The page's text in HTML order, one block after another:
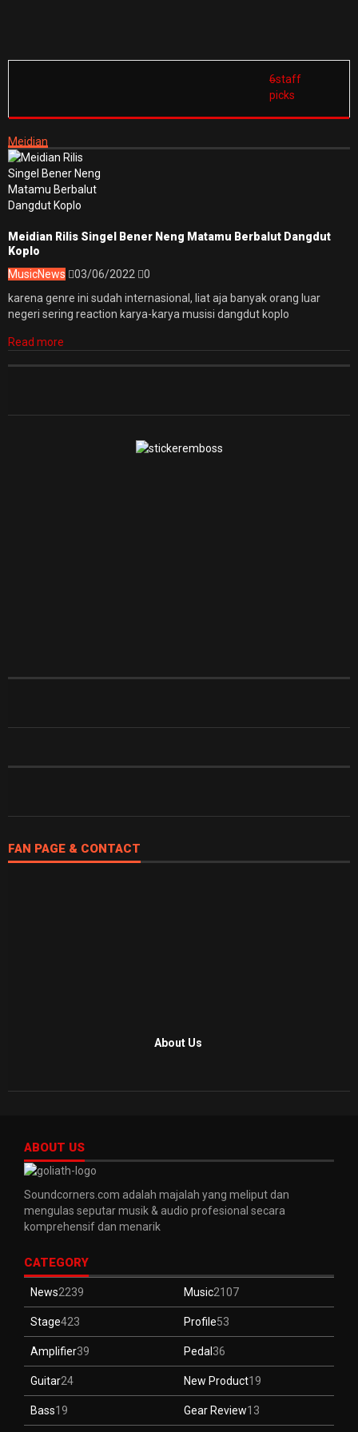
6staff
picks
Meidian
Meidian Rilis Singel Bener Neng Matamu Berbalut Dangdut
Koplo
MusicNews 03/06/2022
0
karena genre ini sudah internasional, liat aja banyak orang luar
negeri sering reaction karya-karya musisi dangdut koplo
Read more
FAN PAGE & CONTACT
About Us
ABOUT US
Soundcorners.com adalah majalah yang meliput dan
mengulas seputar musik & audio profesional secara
komprehensif dan menarik
CATEGORY
News2239 Music2107
Stage423 Profile53
Amplifier39 Pedal 36
Guitar24 New Product19
Bass19 Gear Review13